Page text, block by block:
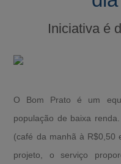
Iniciativa é
O Bom Prato é um
população de baixa
(café da manhã à R$0,50
projeto, o serviço